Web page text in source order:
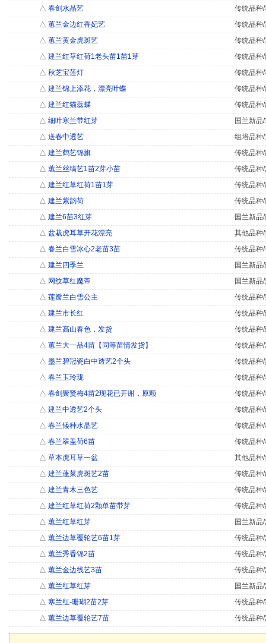
△ 春剑水晶艺
传统品种
△ 蕙兰金边红香妃艺
传统品种
△ 蕙兰黄金虎斑艺
传统品种
△ 建兰红草红荷1老头苗1苗1芽
传统品种
△ 秋芝宝莲灯
传统品种
△ 建兰锦上添花，漂亮叶蝶
传统品种
△ 建兰红猫蕊蝶
传统品种
△ 细叶寒兰带红芽
国兰新品
△ 送春中透艺
组培品种
△ 建兰鹤艺锦旗
传统品种
△ 蕙兰丝缟艺1苗2芽小苗
传统品种
△ 建兰红草红荷1苗1芽
传统品种
△ 建兰紫韵荷
传统品种
△ 建兰6苗3红芽
国兰新品
△ 盆栽虎耳草开花漂亮
其他品种
△ 春兰白雪冰心2老苗3苗
传统品种
△ 建兰四季兰
国兰新品
△ 网纹草红魔帝
国兰新品
△ 莲瓣兰白雪公主
传统品种
△ 建兰市长红
传统品种
△ 建兰高山春色，发货
传统品种
△ 蕙兰大一品4苗【同等苗情发货】
传统品种
△ 墨兰碧冠瓷白中透艺2个头
传统品种
△ 春兰玉玲珑
传统品种
△ 春剑聚贤梅4苗2现花已开谢，原颗
传统品种
△ 建兰中透艺2个头
传统品种
△ 春兰矮种水晶艺
传统品种
△ 春兰翠盖荷6苗
传统品种
△ 草本虎耳草一盆
其他品种
△ 建兰蓬莱虎斑艺2苗
传统品种
△ 建兰青木三色艺
传统品种
△ 建兰红草红荷2颗单苗带芽
传统品种
△ 蕙兰红草红芽
国兰新品
△ 蕙兰边草覆轮艺6苗1芽
传统品种
△ 蕙兰秀香锦2苗
传统品种
△ 蕙兰金边线艺3苗
传统品种
△ 蕙兰红草红芽
国兰新品
△ 寒兰红-珊瑚2苗2芽
传统品种
△ 蕙兰边草覆轮艺7苗 传统品种